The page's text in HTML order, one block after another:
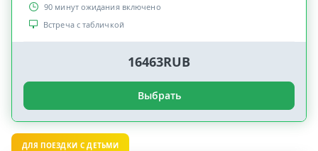
90 минут ожидания включено
Встреча с табличкой
16463RUB
Выбрать
ДЛЯ ПОЕЗДКИ С ДЕТЬМИ